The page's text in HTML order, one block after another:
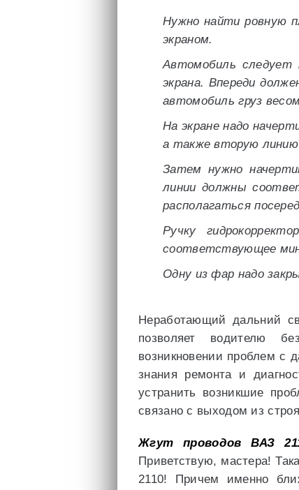
Нужно найти ровную
экраном.
Автомобиль
экрана. Впереди
автомобиль груз
На экране надо
а также вторую
Затем нужно
линии должны
располагаться
Ручку
соответствующее
Одну из фар надо
Неработающий дальний
позволяет водителю
возникновении проблем с
знания ремонта и
устранить возникшие
связано с выходом из
Жгут проводов ВАЗ
Приветствую, мастера!
2110! Причем именно